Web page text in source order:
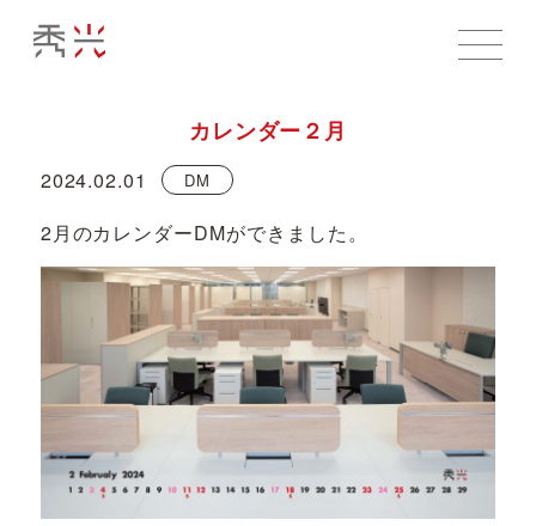
カレンダー２月
2024.02.01 DM
2月のカレンダーDMができました。